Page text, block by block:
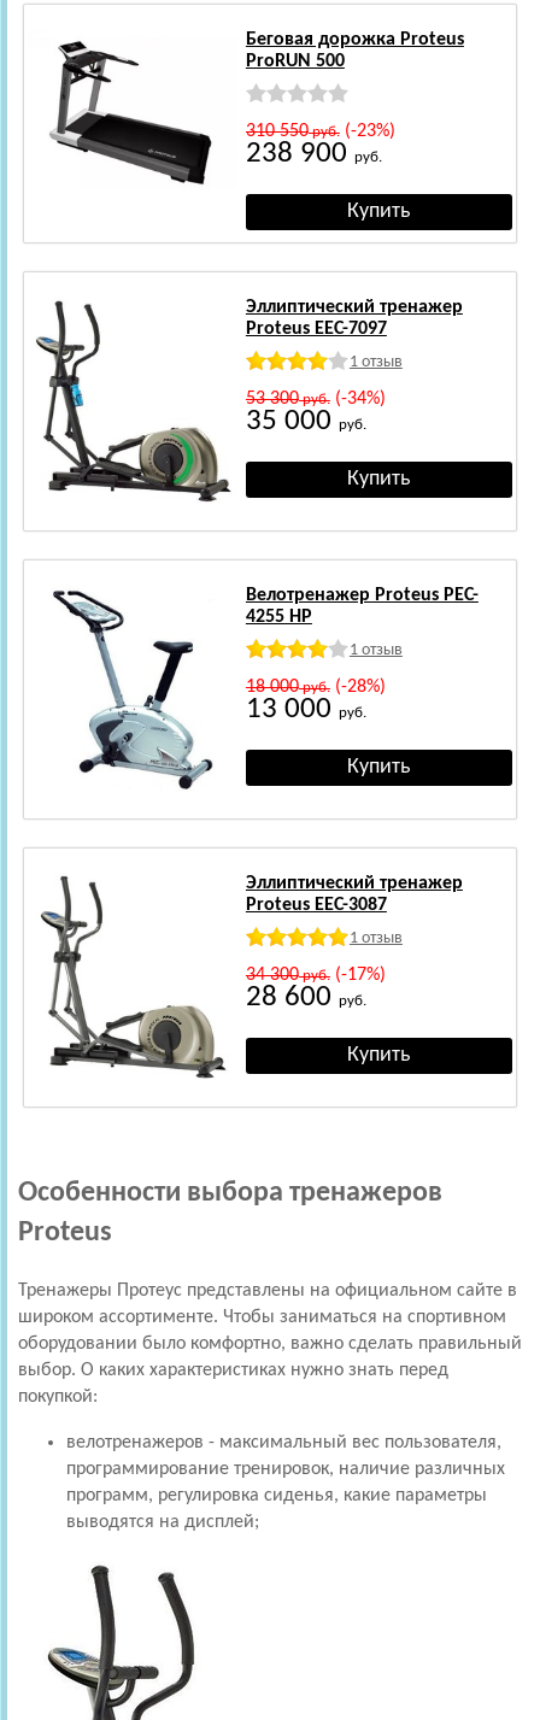
Беговая дорожка Proteus
ProRUN 500
310 550руб.(-23%)
238 900 руб.
Эллиптический тренажер
Proteus EEC-7097
1 отзыв
53 300руб.(-34%)
35 000 руб.
Велотренажер Proteus PEC-
4255 HP
1 отзыв
18 000руб.(-28%)
13 000 руб.
Эллиптический тренажер
Proteus EEC-3087
1 отзыв
34 300руб.(-17%)
28 600 руб.
Особенности выбора тренажеров
Proteus
Тренажеры Протеус представлены на официальном сайте в
широком ассортименте. Чтобы заниматься на спортивном
оборудовании было комфортно, важно сделать правильный
выбор. О каких характеристиках нужно знать перед
покупкой:
велотренажеров - максимальный вес пользователя,
программирование тренировок, наличие различных
программ, регулировка сиденья, какие параметры
выводятся на дисплей;